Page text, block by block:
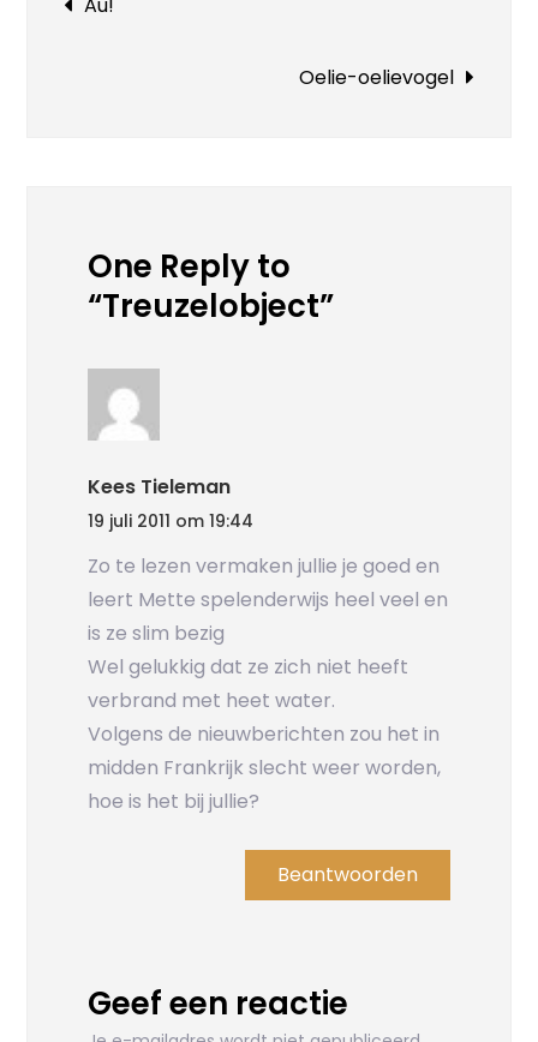
navigatieOelie-oelievogel
One Reply to
“Treuzelobject”
Kees Tieleman
19 juli 2011 om 19:44
Zo te lezen vermaken jullie je goed en
leert Mette spelenderwijs heel veel en
is ze slim bezig
Wel gelukkig dat ze zich niet heeft
verbrand met heet water.
Volgens de nieuwberichten zou het in
midden Frankrijk slecht weer worden,
hoe is het bij jullie?
Beantwoorden
Geef een reactie